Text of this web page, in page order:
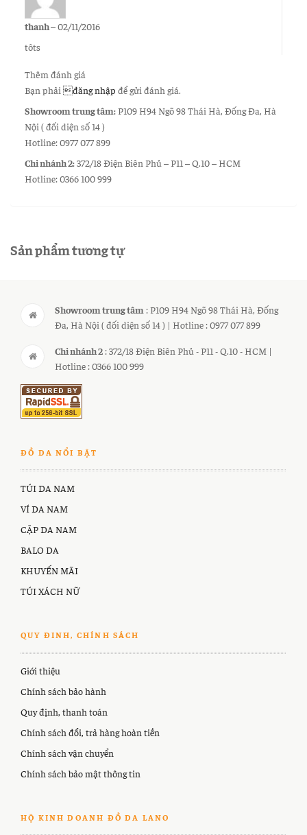
thanh–02/11/2016
tôts
Thêm đánh giá
Bạn phải đăng nhập để gửi đánh giá.
Showroom trung tâm:P109 H94 Ngõ 98 Thái Hà, Đống Đa, Hà
Nội ( đối diện số 14 )
Hotline: 0977 077 899
Chi nhánh 2:372/18 Điện Biên Phủ – P11 – Q.10 – HCM
Hotline: 0366 100 999
Sản phẩm tương tự
Showroom trung tâm : P109 H94 Ngõ 98 Thái Hà, Đống
Đa, Hà Nội ( đối diện số 14 ) | Hotline : 0977 077 899
Chi nhánh 2 : 372/18 Điện Biên Phủ - P11 - Q.10 - HCM |
Hotline : 0366 100 999
ĐỒ DA NỔI BẬT
TÚI DA NAM
VÍ DA NAM
CẶP DA NAM
BALO DA
KHUYẾN MÃI
TÚI XÁCH NỮ
QUY ĐINH, CHÍNH SÁCH
Giới thiệu
Chính sách bảo hành
Quy định, thanh toán
Chính sách đổi, trả hàng hoàn tiền
Chính sách vận chuyển
Chính sách bảo mật thông tin
HỘ KINH DOANH ĐỒ DA LANO